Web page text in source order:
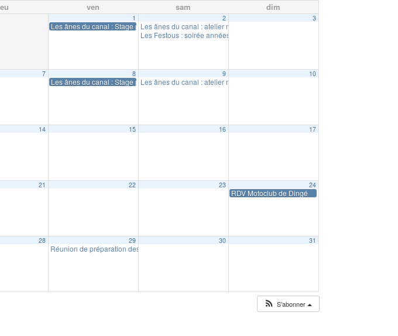
ven sam dim
1
Les ânes du canal : Stage petit fermier (à partir de 5 ans)
2
Les ânes du canal : atelier mini fermier (18 mois à 6 ans)
Les Festous : soirée années 2000
3
mois à 6 ans) 10:30
»
7 8
Les ânes du canal : Stage petit fermier (à partir de 5 ans)
9
Les ânes du canal : atelier mini fermier (18 mois à 6 ans)
10
14 15 16 17
21 22 23 24
RDV Motoclub de Dingé
28 29
Réunion de préparation des Classes 4
30 31
S’abonner